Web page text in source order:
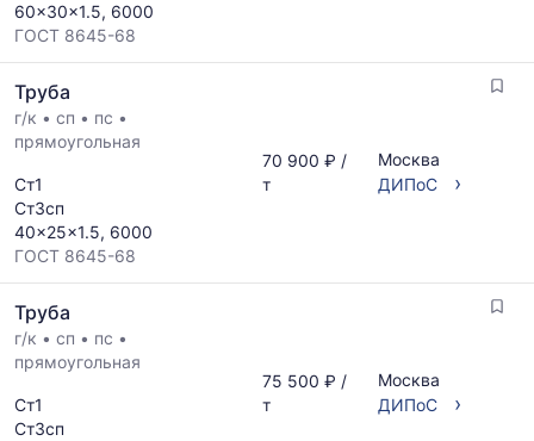
60x30x1.5, 6000
ГОСТ 8645-68
Труба
г/к • сп • пс •
прямоугольная
Ст1
Ст3сп
40x25x1.5, 6000
ГОСТ 8645-68
70 900 ₽ /
т
Москва
ДИПоС
›
Труба
г/к • сп • пс •
прямоугольная
Ст1
Ст3сп
75 500 ₽ /
т
Москва
ДИПоС
›